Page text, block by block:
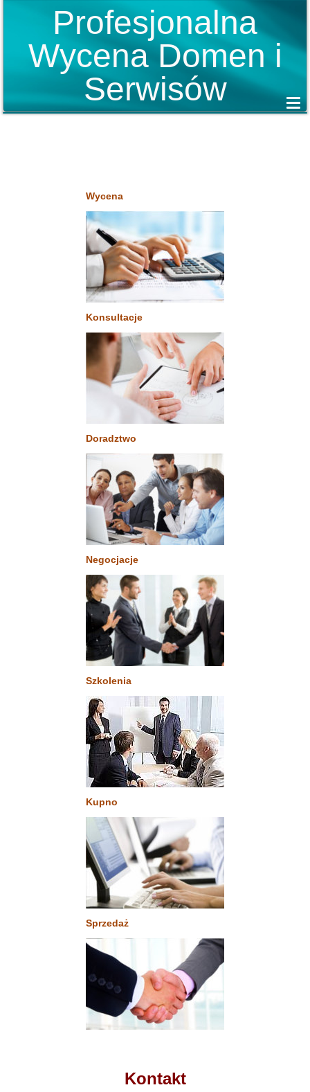
Profesjonalna
Wycena Domen i
Serwisów
Wycena
Konsultacje
Doradztwo
Negocjacje
Szkolenia
Kupno
Sprzedaż
Kontakt